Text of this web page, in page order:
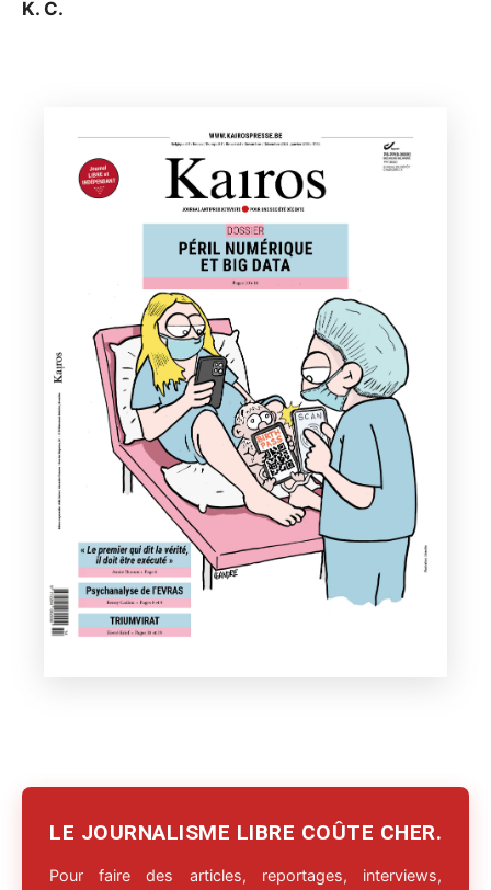
K. C.
LE JOURNALISME LIBRE COÛTE CHER.
Pour faire des articles, reportages, interviews,